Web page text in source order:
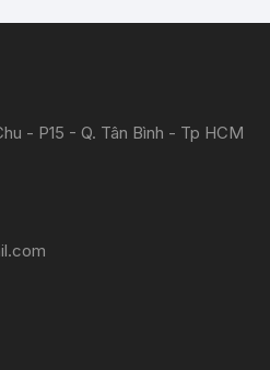
- P15 - Q. Tân Bình - Tp HCM